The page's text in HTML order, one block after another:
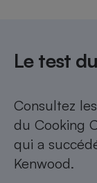
Le test
Consultez
du Cooking
qui a
Kenwood.